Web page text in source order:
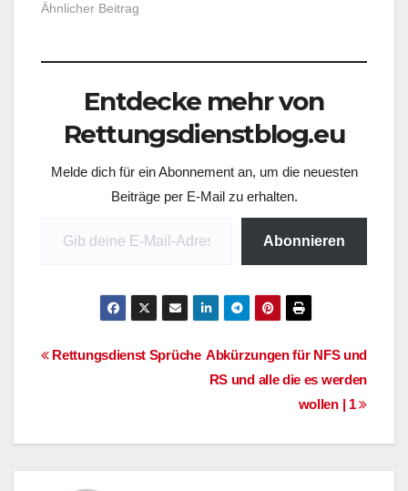
Ähnlicher Beitrag
Entdecke mehr von
Rettungsdienstblog.eu
Melde dich für ein Abonnement an, um die neuesten
Beiträge per E-Mail zu erhalten.
Abonnieren
Beitragsnavigation
Abkürzungen für NFS und
RS und alle die es werden
wollen | 1
Rettungsdienst Sprüche